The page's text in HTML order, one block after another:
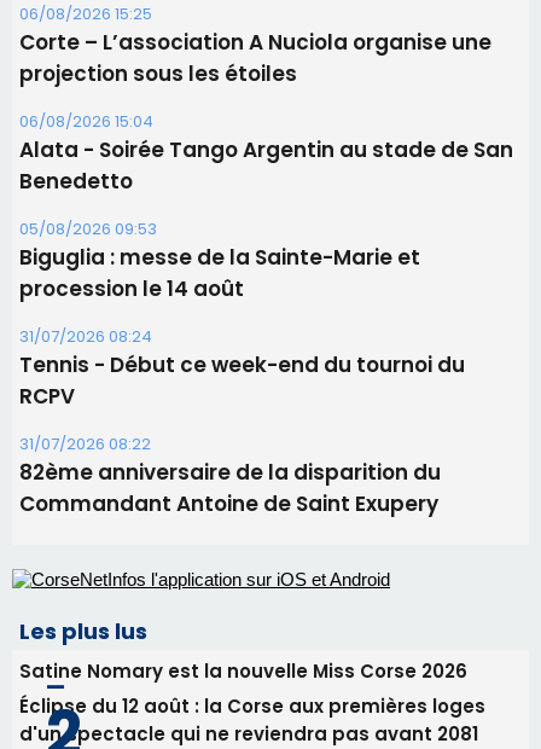
06/08/2026 15:25
Corte – L’association A Nuciola organise une
projection sous les étoiles
06/08/2026 15:04
Alata - Soirée Tango Argentin au stade de San
Benedetto
05/08/2026 09:53
Biguglia : messe de la Sainte-Marie et
procession le 14 août
31/07/2026 08:24
Tennis - Début ce week-end du tournoi du
RCPV
31/07/2026 08:22
82ème anniversaire de la disparition du
Commandant Antoine de Saint Exupery
Les plus lus
Satine Nomary est la nouvelle Miss Corse 2026
Éclipse du 12 août : la Corse aux premières loges
d'un spectacle qui ne reviendra pas avant 2081